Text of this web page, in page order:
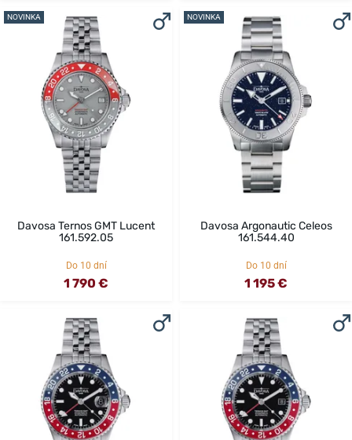
NOVINKA
Davosa Ternos GMT Lucent
161.592.05
Do 10 dní
1 790 €
NOVINKA
Davosa Argonautic Celeos
161.544.40
Do 10 dní
1 195 €